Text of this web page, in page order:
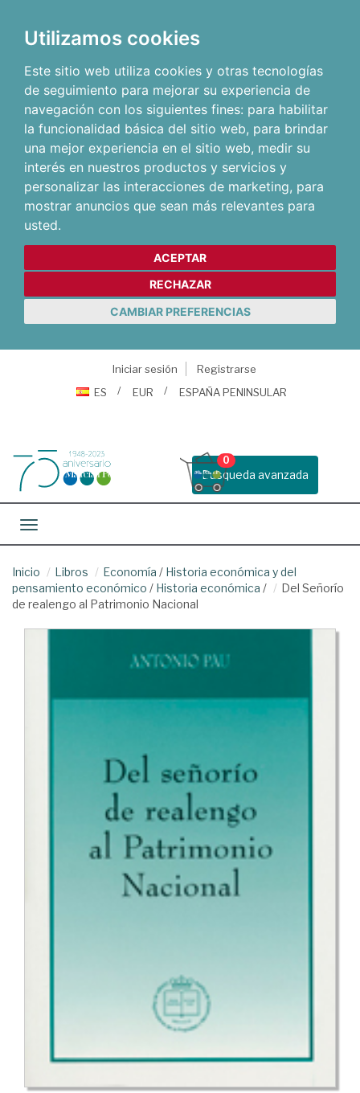
Utilizamos cookies
Este sitio web utiliza cookies y otras tecnologías
de seguimiento para mejorar su experiencia de
navegación con los siguientes fines: para habilitar
la funcionalidad básica del sitio web, para brindar
una mejor experiencia en el sitio web, medir su
interés en nuestros productos y servicios y
personalizar las interacciones de marketing, para
mostrar anuncios que sean más relevantes para
usted.
ACEPTAR
RECHAZAR
CAMBIAR PREFERENCIAS
Iniciar sesión
Registrarse
ES
EUR ESPAÑA PENINSULAR
Busqueda avanzada
0
Toggle navigation
Inicio Libros Economía / Historia económica y del
pensamiento económico / Historia económica /
Del Señorío
de realengo al Patrimonio Nacional